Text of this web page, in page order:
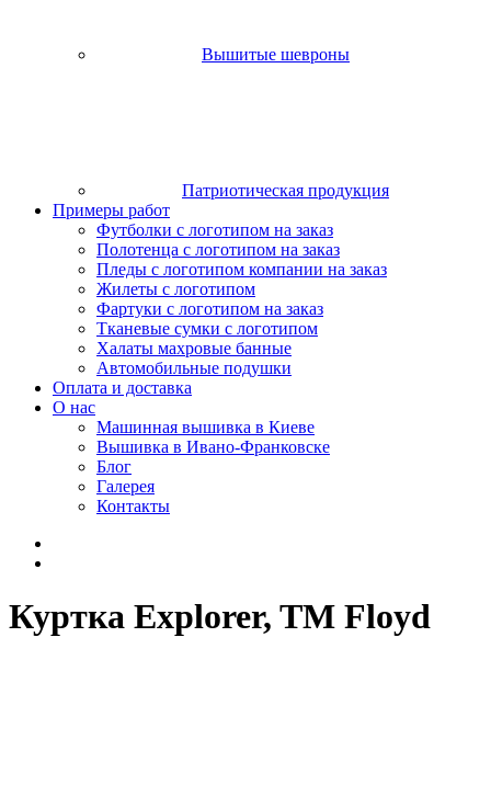
Вышитые шевроны
Патриотическая продукция
Примеры работ
Футболки с логотипом на заказ
Полотенца с логотипом на заказ
Пледы с логотипом компании на заказ
Жилеты с логотипом
Фартуки с логотипом на заказ
Тканевые сумки с логотипом
Халаты махровые банные
Автомобильные подушки
Оплата и доставка
О нас
Машинная вышивка в Киеве
Вышивка в Ивано-Франковске
Блог
Галерея
Контакты
Куртка Explorer, TM Floyd